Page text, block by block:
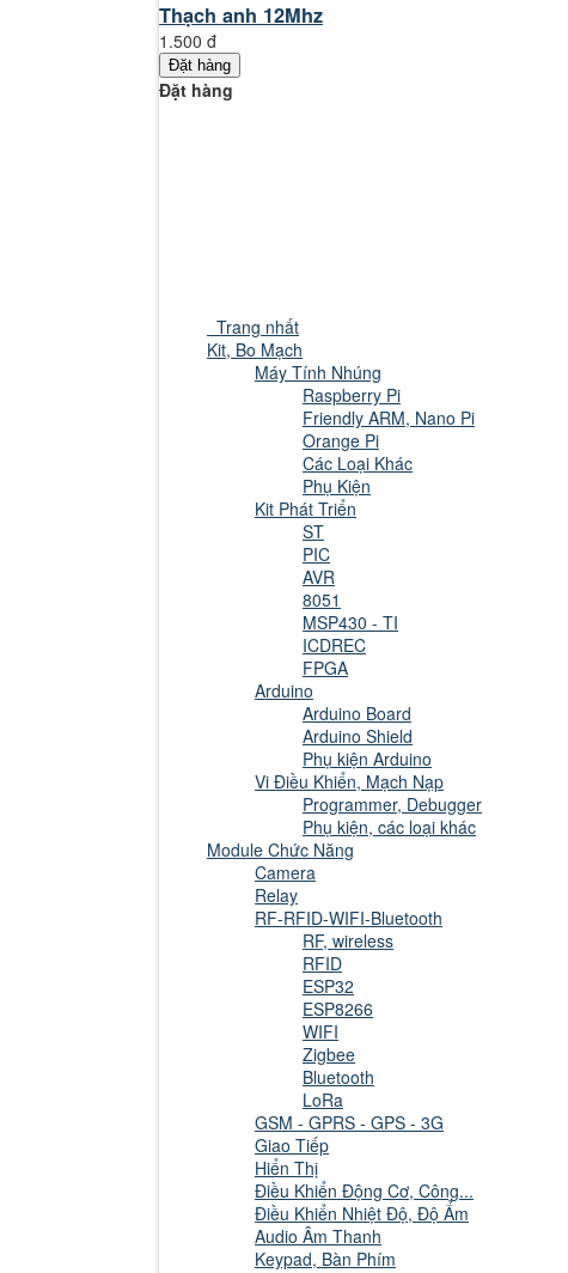
Thạch anh 12Mhz
1.500 đ
Đặt hàng
Đặt hàng
Trang nhất
Kit, Bo Mạch
Máy Tính Nhúng
Raspberry Pi
Friendly ARM, Nano Pi
Orange Pi
Các Loại Khác
Phụ Kiện
Kit Phát Triển
ST
PIC
AVR
8051
MSP430 - TI
ICDREC
FPGA
Arduino
Arduino Board
Arduino Shield
Phụ kiện Arduino
Vi Điều Khiển, Mạch Nạp
Programmer, Debugger
Phụ kiện, các loại khác
Module Chức Năng
Camera
Relay
RF-RFID-WIFI-Bluetooth
RF, wireless
RFID
ESP32
ESP8266
WIFI
Zigbee
Bluetooth
LoRa
GSM - GPRS - GPS - 3G
Giao Tiếp
Hiển Thị
Điều Khiển Động Cơ, Công...
Điều Khiển Nhiệt Độ, Độ Ẩm
Audio Âm Thanh
Keypad, Bàn Phím